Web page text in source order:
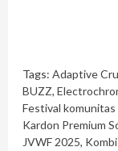
Tags: Adaptive
BUZZ,
Festival komunitas
Kardon Premium
JVWF 2025,